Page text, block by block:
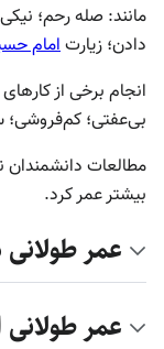
مانند: صله رحم؛
دادن؛ زیارتامام
انجام برخی از
بی‌عفتی؛ کم‌فروشی؛
مطالعات
بیشتر عمر کرد.
عمر طولانی
عمر طولانی